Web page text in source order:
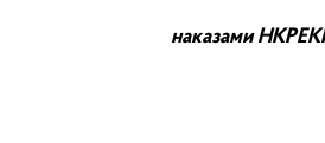
наказами